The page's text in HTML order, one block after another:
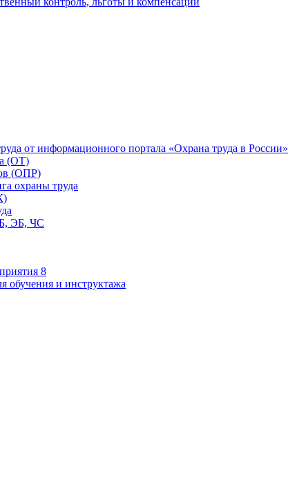
от информационного портала «Охрана труда в России»
(ОТ)
(ОПР)
охраны труда
ЭБ, ЧС
8
обучения и инструктажа